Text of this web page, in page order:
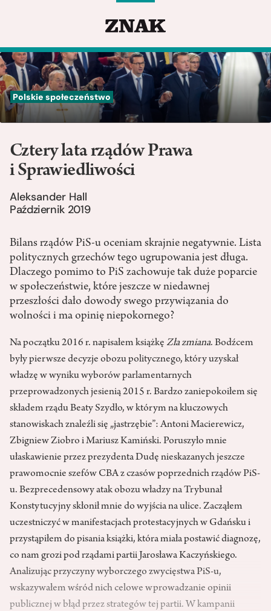
Polskie społeczeństwo
Cztery lata rządów Prawa
i Sprawiedliwości
Aleksander Hall
Październik 2019
Bilans rządów PiS-u oceniam skrajnie negatywnie. Lista
politycznych grzechów tego ugrupowania jest długa.
Dlaczego pomimo to PiS zachowuje tak duże poparcie
w społeczeństwie, które jeszcze w niedawnej
przeszłości dało dowody swego przywiązania do
wolności i ma opinię niepokornego?
Na początku 2016 r. napisałem książkę Zła zmiana. Bodźcem
były pierwsze decyzje obozu politycznego, który uzyskał
władzę w wyniku wyborów parlamentarnych
przeprowadzonych jesienią 2015 r. Bardzo zaniepokoiłem się
składem rządu Beaty Szydło, w którym na kluczowych
stanowiskach znaleźli się „jastrzębie”: Antoni Macierewicz,
Zbigniew Ziobro i Mariusz Kamiński. Poruszyło mnie
ułaskawienie przez prezydenta Dudę nieskazanych jeszcze
prawomocnie szefów CBA z czasów poprzednich rządów PiS-
u. Bezprecedensowy atak obozu władzy na Trybunał
Konstytucyjny skłonił mnie do wyjścia na ulice. Zacząłem
uczestniczyć w manifestacjach protestacyjnych w Gdańsku i
przystąpiłem do pisania książki, która miała postawić diagnozę,
co nam grozi pod rządami partii Jarosława Kaczyńskiego.
Analizując przyczyny wyborczego zwycięstwa PiS-u,
wskazywałem wśród nich celowe wprowadzanie opinii
publicznej w błąd przez strategów tej partii. W kampanii